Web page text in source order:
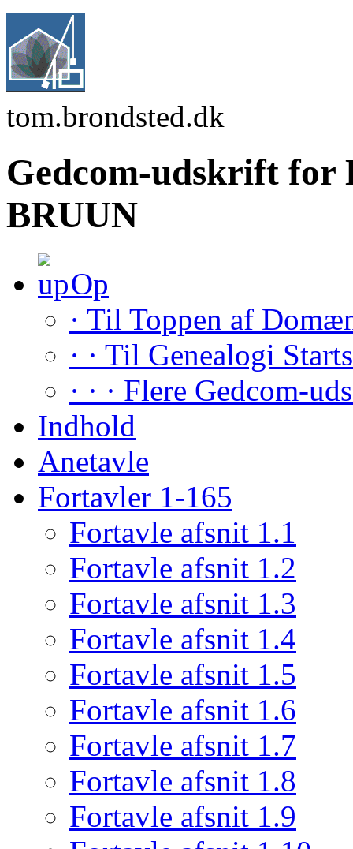
tom.brondsted.dk
Gedcom-udskrift
BRUUN
Op
· Til Toppen af
· · Til Genealogi
· · · Flere Gedcom-
Indhold
Anetavle
Fortavler 1-165
Fortavle afsnit 1.1
Fortavle afsnit 1.2
Fortavle afsnit 1.3
Fortavle afsnit 1.4
Fortavle afsnit 1.5
Fortavle afsnit 1.6
Fortavle afsnit 1.7
Fortavle afsnit 1.8
Fortavle afsnit 1.9